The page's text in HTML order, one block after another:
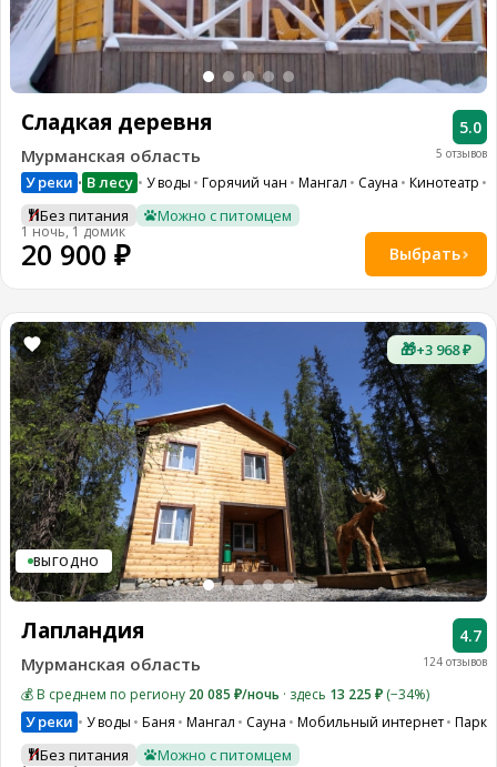
5 отзывов
5.0
Сладкая деревня
Мурманская область
У реки • В лесу У воды Горячий чан Мангал Сауна Кинотеатр
Без питания Можно с питомцем
1 ночь, 1 домик
20 900 ₽ Выбрать
🎁+3 968 ₽
ВЫГОДНО
124 отзывов
4.7
Лапландия
Мурманская область
💰 В среднем по региону 20 085 ₽/ночь · здесь 13 225 ₽ (−34%)
У реки У воды Баня Мангал Сауна Мобильный интернет
Без питания Можно с питомцем